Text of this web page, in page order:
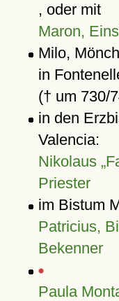
, oder mit
Maron,
Milo,
in
(† um 730/
in den
Valencia:
Nikolaus
Priester
im Bistum
Patricius,
Bekenner
Paula